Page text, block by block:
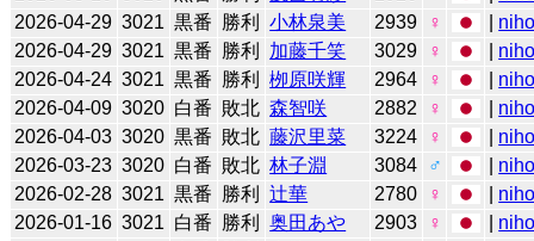
2026-04-29 3021 黒番 勝利 小林泉美 2939 ♀
2026-04-29 3021 黒番 勝利 加藤千笑 3029 ♀
2026-04-24 3021 黒番 勝利 栁原咲輝 2964 ♀
2026-04-09 3020 白番 敗北 森智咲 2882 ♀
2026-04-03 3020 黒番 敗北 藤沢里菜 3224 ♀
2026-03-23 3020 白番 敗北 林子淵 3084 ♂
2026-02-28 3021 黒番 勝利 辻華 2780 ♀
2026-01-16 3021 白番 勝利 奥田あや 2903 ♀